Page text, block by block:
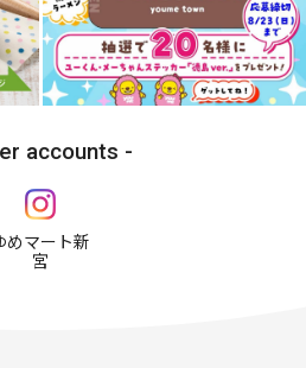
accounts
めマート新
宮